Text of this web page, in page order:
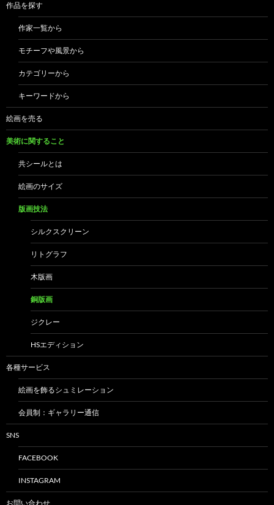
作品を探す
作家一覧から
モチーフや風景から
カテゴリーから
キーワードから
絵画を売る
美術に関すること
共シールとは
絵画のサイズ
版画技法
シルクスクリーン
リトグラフ
木版画
銅版画
ジクレー
HSエディション
各種サービス
絵画を飾るシュミレーション
会員制：ギャラリー通信
SNS
FACEBOOK
INSTAGRAM
お問い合わせ